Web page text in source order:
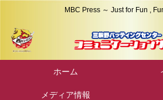
MBC Press ～ Just for Fun ,
ホーム
メディア情報